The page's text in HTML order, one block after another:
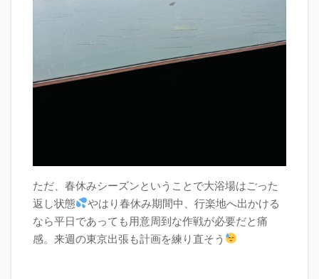
ただ、春休みシーズンということで大浴場はごった
返し状態
やはり春休み期間中、行楽地へ出かける
なら平日であっても用意周到な作戦が必要だと痛
感。来週の東京出張も計画を練り直そう